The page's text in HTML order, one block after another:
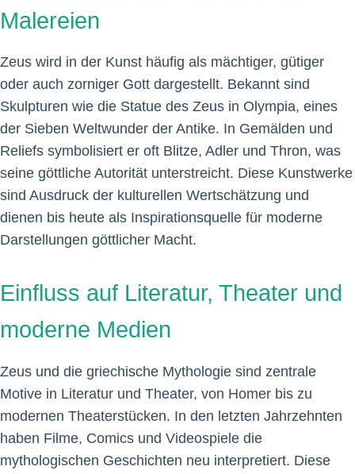
Malereien
Zeus wird in der Kunst häufig als mächtiger, gütiger
oder auch zorniger Gott dargestellt. Bekannt sind
Skulpturen wie die Statue des Zeus in Olympia, eines
der Sieben Weltwunder der Antike. In Gemälden und
Reliefs symbolisiert er oft Blitze, Adler und Thron, was
seine göttliche Autorität unterstreicht. Diese Kunstwerke
sind Ausdruck der kulturellen Wertschätzung und
dienen bis heute als Inspirationsquelle für moderne
Darstellungen göttlicher Macht.
Einfluss auf Literatur, Theater und
moderne Medien
Zeus und die griechische Mythologie sind zentrale
Motive in Literatur und Theater, von Homer bis zu
modernen Theaterstücken. In den letzten Jahrzehnten
haben Filme, Comics und Videospiele die
mythologischen Geschichten neu interpretiert. Diese